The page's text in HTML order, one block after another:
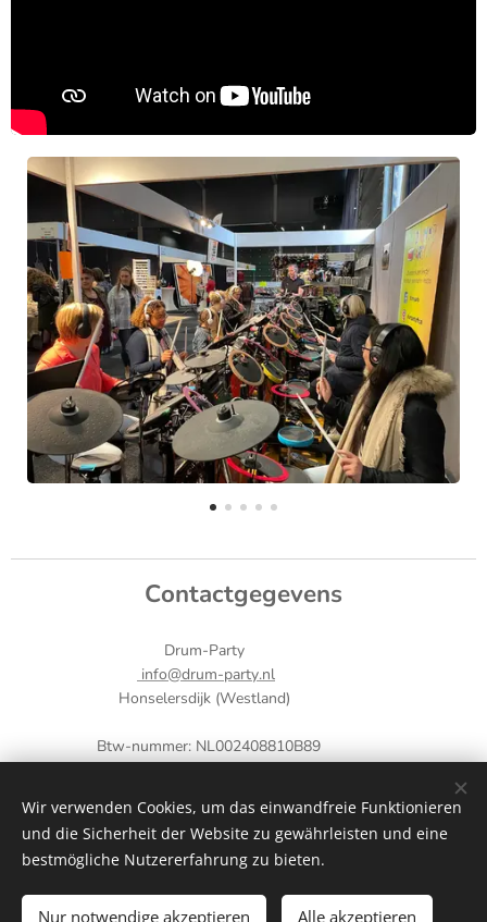
Contactgegevens
Drum-Party
info@drum-party.nl
Honselersdijk (Westland)
Btw-nummer: NL002408810B89
IBAN: NL60 INGB 0009 6332 71
Cookies
Sprachen
Wir verwenden Cookies, um das einwandfreie Funktionieren
und die Sicherheit der Website zu gewährleisten und eine
bestmögliche Nutzererfahrung zu bieten.
Nur notwendige akzeptieren Alle akzeptieren